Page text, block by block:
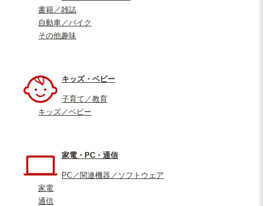
書籍／雑誌
自動車／バイク
その他趣味
キッズ・ベビー
子育て／教育
キッズ／ベビー
家電・PC・通信
PC／関連機器／ソフトウェア
家電
通信